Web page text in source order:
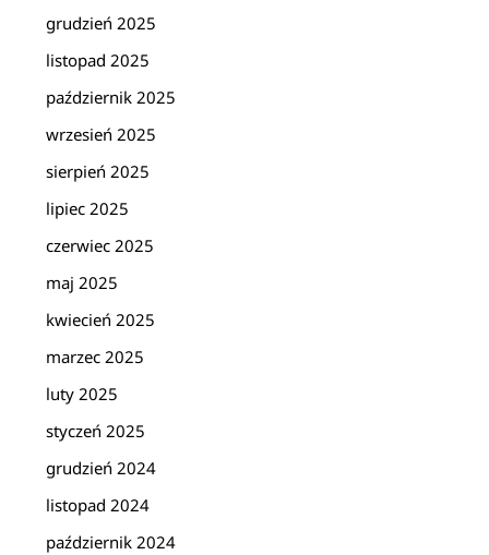
grudzień 2025
listopad 2025
październik 2025
wrzesień 2025
sierpień 2025
lipiec 2025
czerwiec 2025
maj 2025
kwiecień 2025
marzec 2025
luty 2025
styczeń 2025
grudzień 2024
listopad 2024
październik 2024